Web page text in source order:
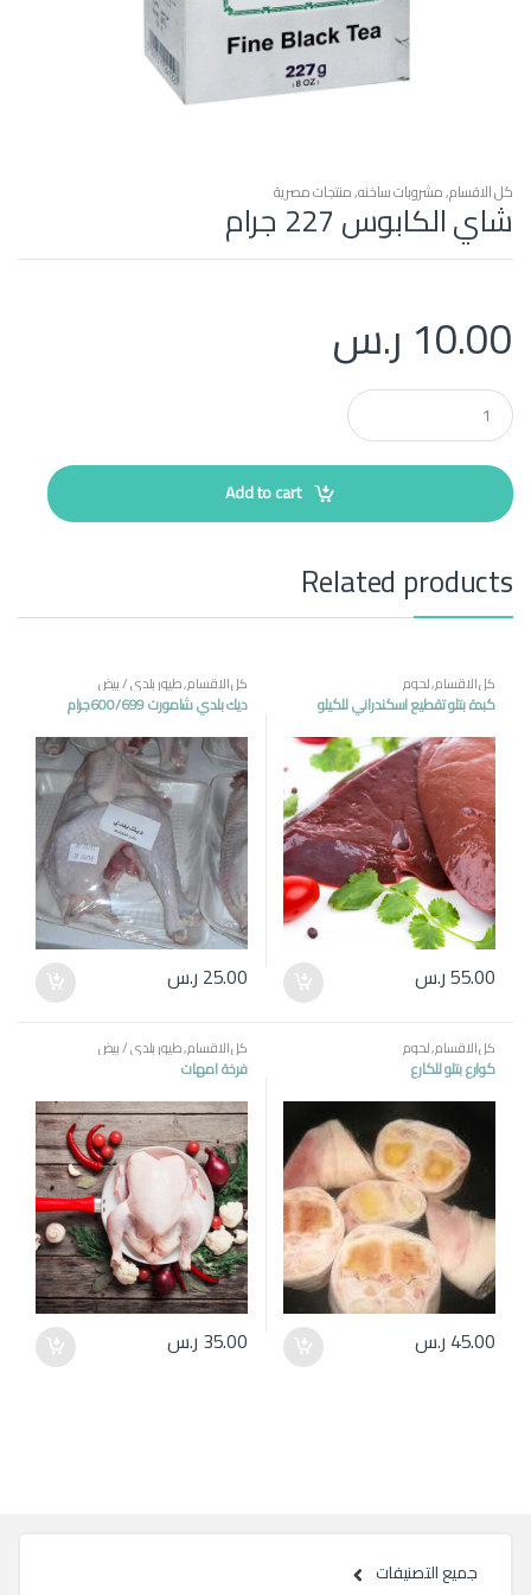
كل الاقسام,مشروبات ساخنه,منتجات مصرية
شاي الكابوس 227 جرام
10.00 ر.س
Q
u
a
t
i
Add to cart
Related products
كل الاقسام,لحوم
كبدة بتلو تقطيع اسكندراني للكيلو
55.00ر.س
كل الاقسام,طيور بلدي / بيض
ديك بلدي شامورت 600/699جرام
25.00 ر.س
كل الاقسام,لحوم
كوارع بتلو للكارع
45.00 ر.س
كل الاقسام,طيور بلدي / بيض
فرخة امهات
35.00 ر.س
جميع التصنيفات